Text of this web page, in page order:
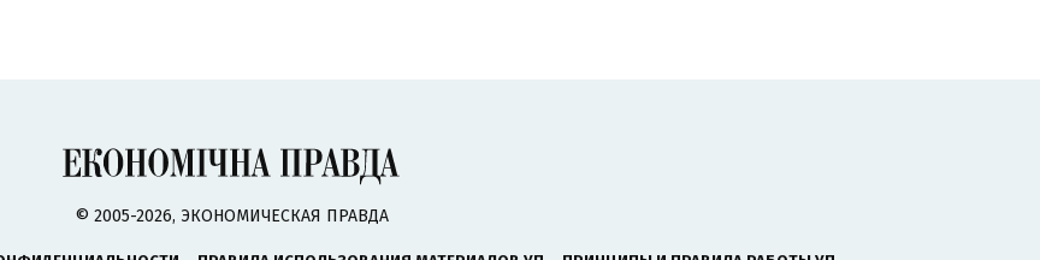
© 2005-2026, ЭКОНОМИЧЕСКАЯ ПРАВДА